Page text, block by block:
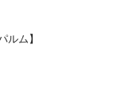
ルム】